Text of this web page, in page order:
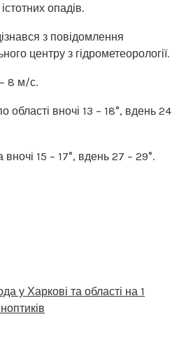
опадів.
з повідомлення
центру з гідрометеорології.
– 8 м/с.
області вночі 13 – 18°, вдень 24
15 – 17°, вдень 27 – 29°.
у Харкові та області на 1